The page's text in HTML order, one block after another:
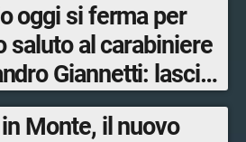
oggi si ferma per
saluto al carabiniere
Giannetti: lascia
la moglie e una figlia
Monte, il nuovo